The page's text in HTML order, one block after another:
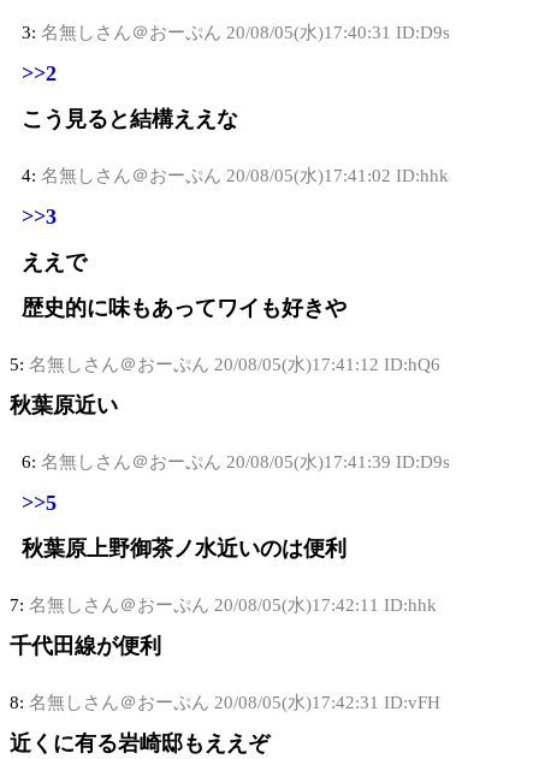
3: 名無しさん＠おーぷん 20/08/05(水)17:40:31 ID:D9s
>>2
こう見ると結構ええな
4: 名無しさん＠おーぷん 20/08/05(水)17:41:02 ID:hhk
>>3
ええで
歴史的に味もあってワイも好きや
5: 名無しさん＠おーぷん 20/08/05(水)17:41:12 ID:hQ6
秋葉原近い
6: 名無しさん＠おーぷん 20/08/05(水)17:41:39 ID:D9s
>>5
秋葉原上野御茶ノ水近いのは便利
7: 名無しさん＠おーぷん 20/08/05(水)17:42:11 ID:hhk
千代田線が便利
8: 名無しさん＠おーぷん 20/08/05(水)17:42:31 ID:vFH
近くに有る岩崎邸もええぞ